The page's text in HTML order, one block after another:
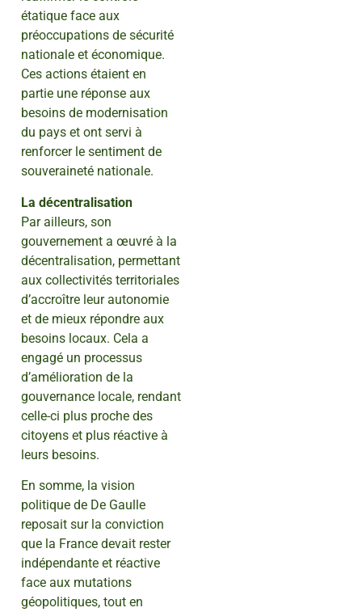
étatique face aux
préoccupations de sécurité
nationale et économique.
Ces actions étaient en
partie une réponse aux
besoins de modernisation
du pays et ont servi à
renforcer le sentiment de
souveraineté nationale.
La décentralisation
Par ailleurs, son
gouvernement a œuvré à la
décentralisation, permettant
aux collectivités territoriales
d’accroître leur autonomie
et de mieux répondre aux
besoins locaux. Cela a
engagé un processus
d’amélioration de la
gouvernance locale, rendant
celle-ci plus proche des
citoyens et plus réactive à
leurs besoins.
En somme, la vision
politique de De Gaulle
reposait sur la conviction
que la France devait rester
indépendante et réactive
face aux mutations
géopolitiques, tout en